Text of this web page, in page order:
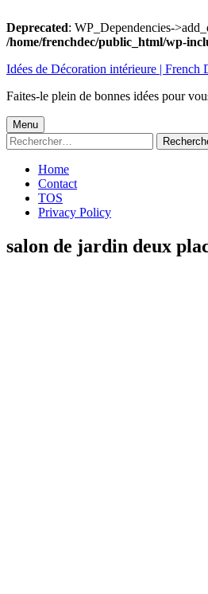
Deprecated: WP_Dependencies-
/home/frenchdec/public_html/wp-
au
Idées de Décoration intérieure | French
Faites-le plein de bonnes idées pour
Menu
principal
Menu
Rechercher :
Home
Contact
TOS
Privacy Policy
salon de jardin deux